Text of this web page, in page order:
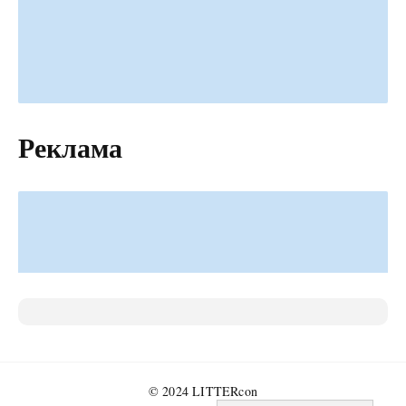
Реклама
© 2024 LITTERcon